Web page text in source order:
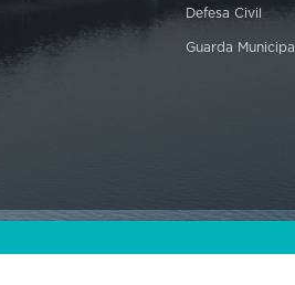
Defesa Civil
Guarda Municipal